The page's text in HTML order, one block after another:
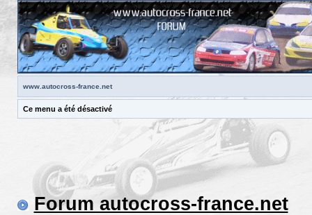
www.autocross-france.net
Ce menu a été désactivé
Forum autocross-france.net